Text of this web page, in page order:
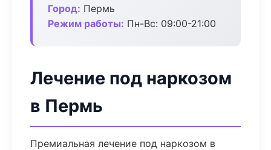
Город: Пермь
Режим работы: Пн-Вс: 09:00-21:00
Лечение под наркозом
в Пермь
Премиальная лечение под наркозом в